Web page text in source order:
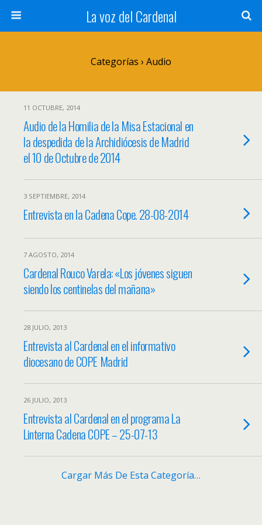
La voz del Cardenal
Categorías › Audio
11 OCTUBRE, 2014
Audio de la Homilia de la Misa Estacional en
la despedida de la Archidiócesis de Madrid
el 10 de Octubre de 2014
3 SEPTIEMBRE, 2014
Entrevista en la Cadena Cope. 28-08-2014
7 AGOSTO, 2014
Cardenal Rouco Varela: «Los jóvenes siguen
siendo los centinelas del mañana»
28 JULIO, 2013
Entrevista al Cardenal en el informativo
diocesano de COPE Madrid
26 JULIO, 2013
Entrevista al Cardenal en el programa La
Linterna Cadena COPE – 25-07-13
Cargar Más De Esta Categoría…